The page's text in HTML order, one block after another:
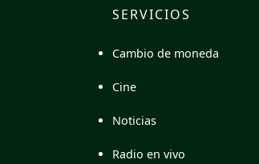
SERVICIOS
Cambio de moneda
Cine
Noticias
Radio en vivo